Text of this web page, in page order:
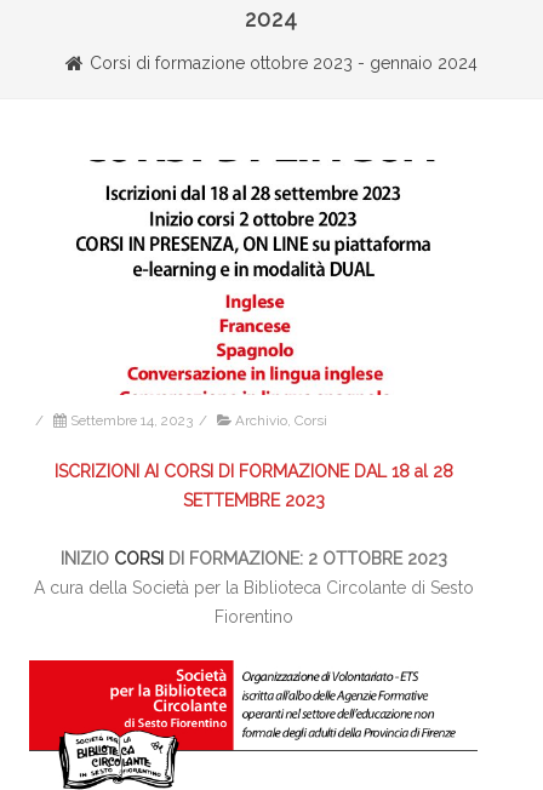
2024
Corsi di formazione ottobre 2023 - gennaio 2024
/ Settembre 14, 2023 / Archivio, Corsi
ISCRIZIONI AI CORSI DI FORMAZIONE DAL 18 al 28
SETTEMBRE 2023
INIZIO CORSI DI FORMAZIONE: 2 OTTOBRE 2023
A cura della Società per la Biblioteca Circolante di Sesto
Fiorentino